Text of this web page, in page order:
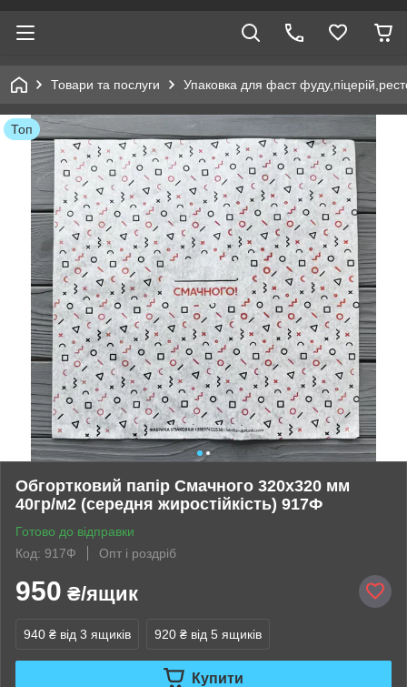
Товари та послуги Упаковка для фаст
Топ
Обгортковий папір Смачного 320х320 мм
40гр/м2 (середня жиростійкість) 917Ф
Готово до відправки
Код: 917Ф
Опт і роздріб
950 ₴/ящик
940 ₴ від 3 ящиків 920 ₴ від 5 ящиків
Купити